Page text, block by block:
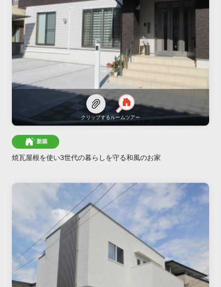
クリップするルームツアー
新築
焼瓦屋根を使い3世代の暮らしを守る和風のお家